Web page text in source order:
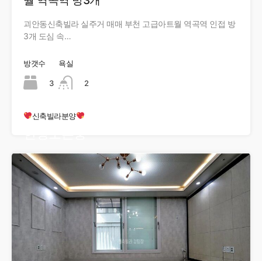
괴안동신축빌라 실주거 매매 부천 고급아트월 역곡역 인접 방
3개 도심 속…
방갯수
3
욕실
2
신축빌라분양